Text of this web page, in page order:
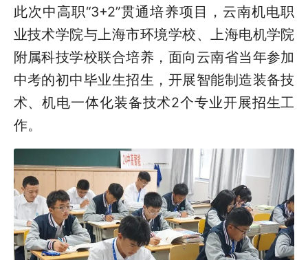
此次中高职“3+2”贯通培养项目，云南机电职
业技术学院与上海市环境学校、上海电机学院
附属科技学校联合培养，面向云南省当年参加
中考的初中毕业生招生，开展智能制造装备技
术、机电一体化装备技术2个专业开展招生工
作。